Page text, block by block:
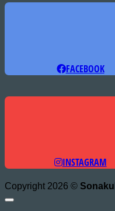
FACEBOOK
INSTAGRAM
Copyright 2026 © Sonakull